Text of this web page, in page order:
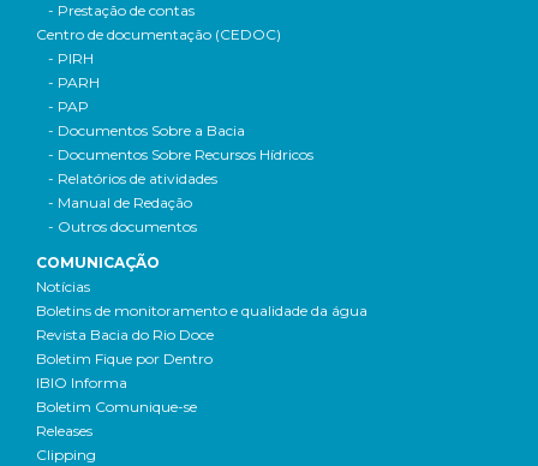
- Prestação de contas
Centro de documentação (CEDOC)
- PIRH
- PARH
- PAP
- Documentos Sobre a Bacia
- Documentos Sobre Recursos Hídricos
- Relatórios de atividades
- Manual de Redação
- Outros documentos
COMUNICAÇÃO
Notícias
Boletins de monitoramento e qualidade da água
Revista Bacia do Rio Doce
Boletim Fique por Dentro
IBIO Informa
Boletim Comunique-se
Releases
Clipping